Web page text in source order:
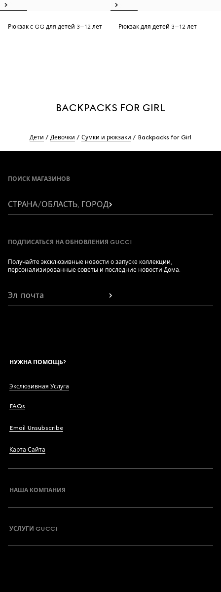
Рюкзак с GG для детей 3–12 лет Рюкзак для детей 3–12 лет
BACKPACKS FOR GIRL
Дети Девочки Сумки и рюкзаки Backpacks for Girl
ПОИСК МАГАЗИНОВ
СТРАНА/ОБЛАСТЬ, ГОРОД
ПОДПИСАТЬСЯ НА ОБНОВЛЕНИЯ GUCCI
Получайте эксклюзивные новости о запуске коллекции,
персонализированные советы и последние новости Дома.
Эл. почта
НУЖНА ПОМОЩЬ?
Экслюзивная Услуга
FAQs
Email Unsubscribe
Карта Сайта
НАША КОМПАНИЯ
УСЛУГИ GUCCI